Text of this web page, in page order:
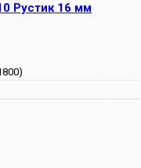
Рустик 16 мм